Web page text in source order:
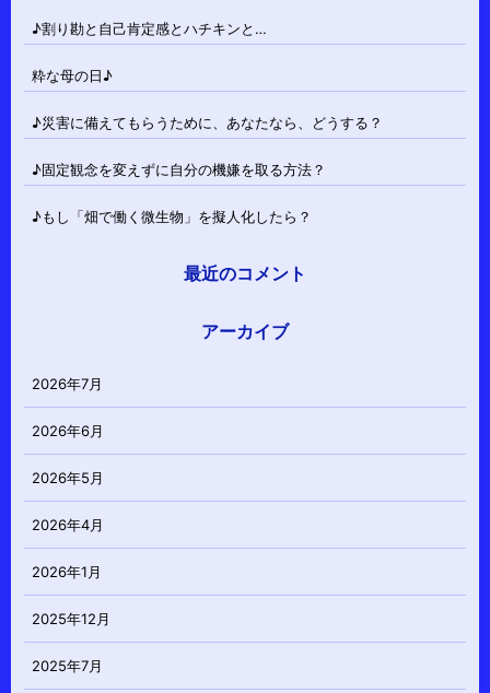
♪割り勘と自己肯定感とハチキンと…
粋な母の日♪
♪災害に備えてもらうために、あなたなら、どうする？
♪固定観念を変えずに自分の機嫌を取る方法？
♪もし「畑で働く微生物」を擬人化したら？
最近のコメント
アーカイブ
2026年7月
2026年6月
2026年5月
2026年4月
2026年1月
2025年12月
2025年7月